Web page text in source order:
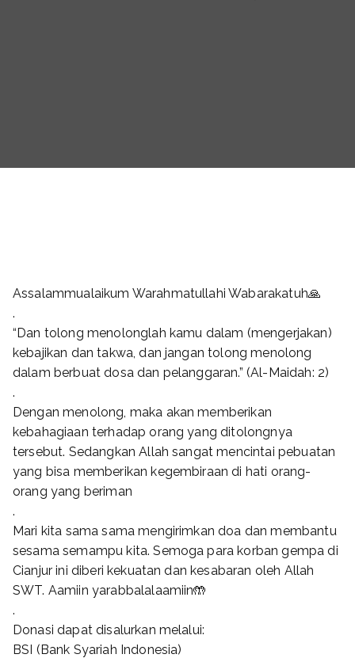
Assalammualaikum Warahmatullahi Wabarakatuh🙏
.
“Dan tolong menolonglah kamu dalam (mengerjakan)
kebajikan dan takwa, dan jangan tolong menolong
dalam berbuat dosa dan pelanggaran.” (Al-Maidah: 2)
.
Dengan menolong, maka akan memberikan
kebahagiaan terhadap orang yang ditolongnya
tersebut. Sedangkan Allah sangat mencintai pebuatan
yang bisa memberikan kegembiraan di hati orang-
orang yang beriman
.
Mari kita sama sama mengirimkan doa dan membantu
sesama semampu kita. Semoga para korban gempa di
Cianjur ini diberi kekuatan dan kesabaran oleh Allah
SWT. Aamiin yarabbalalaamiin🤲
.
Donasi dapat disalurkan melalui:
BSI (Bank Syariah Indonesia)